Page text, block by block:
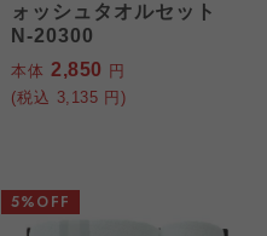
ォッシュタオルセット
N-20300
本体 2,850 円
(税込 3,135 円)
5%OFF